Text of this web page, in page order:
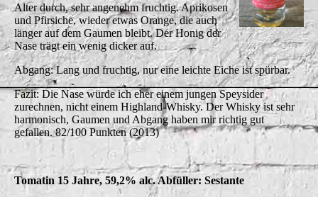
Alter durch, sehr angenehm fruchtig. Aprikosen
und Pfirsiche, wieder etwas Orange, die auch
länger auf dem Gaumen bleibt. Der Honig der
Nase trägt ein wenig dicker auf.
Abgang: Lang und fruchtig, nur eine leichte Eiche ist spürbar.
Fazit: Die Nase würde ich eher einem jungen Speysider
zurechnen, nicht einem Highland-Whisky. Der Whisky ist sehr
harmonisch, Gaumen und Abgang haben mir richtig gut
gefallen. 82/100 Punkten (2013)
Tomatin 15 Jahre, 59,2% alc. Abfüller: Sestante